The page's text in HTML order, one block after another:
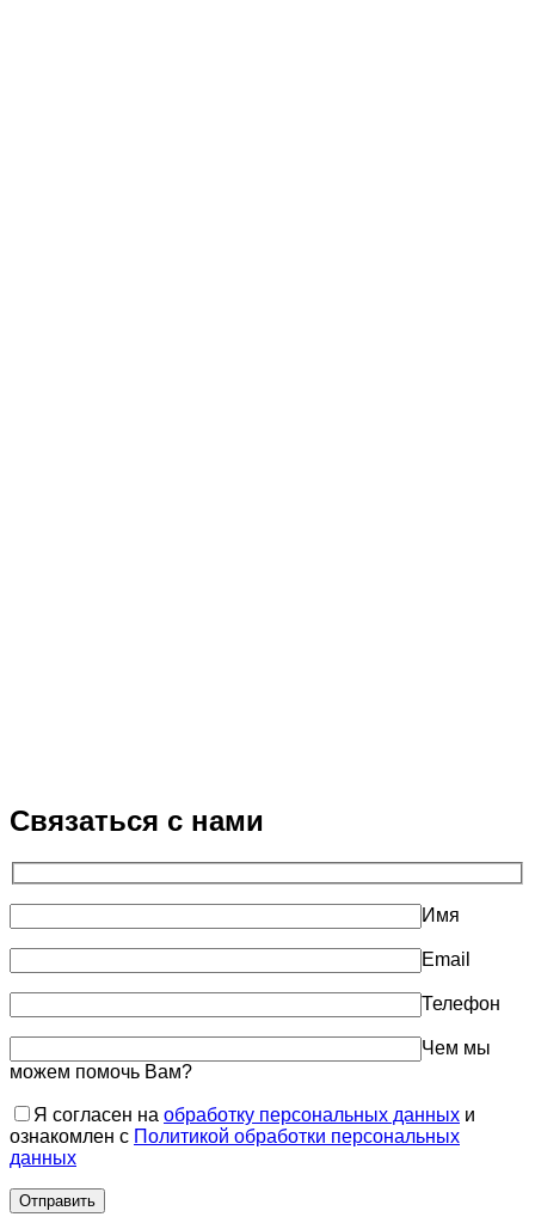
Связаться с нами
Имя
Email
Телефон
Чем мы
можем помочь Вам?
Я согласен на обработку персональных данных и
ознакомлен с Политикой обработки персональных
данных